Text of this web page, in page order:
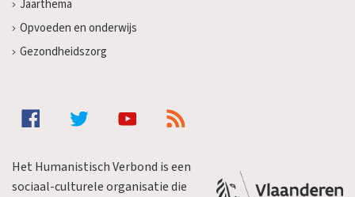
Jaarthema
Opvoeden en onderwijs
Gezondheidszorg
Het Humanistisch Verbond is een
sociaal-culturele organisatie die